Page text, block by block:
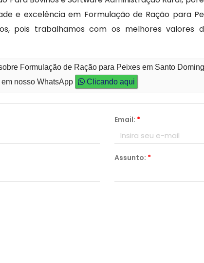
e excelência em Formulação de Ração para
pois trabalhamos com os melhores valores do
Formulação de Ração para Peixes em Santo
em nosso WhatsApp Clicando aqui
Email: *
Assunto: *